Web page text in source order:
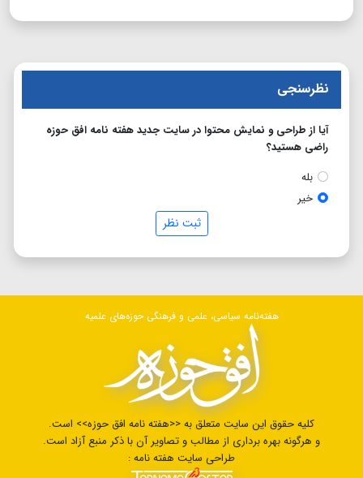
نظرسنجی
آیا از طراحی و نمایش محتوا در سایت جدید هفته نامه افق حوزه
راضی هستید؟
بله
خیر
ثبت نظر
هفته‌نامه سیاسی، علمی و فرهنگی حوزه‌های علمیه
کلیه حقوق این سایت متعلق به <<هفته نامه افق حوزه>> است.
و هرگونه بهره برداری از مطالب و تصاویر آن با ذکر منبع آزاد است.
طراحی سایت هفته نامه :